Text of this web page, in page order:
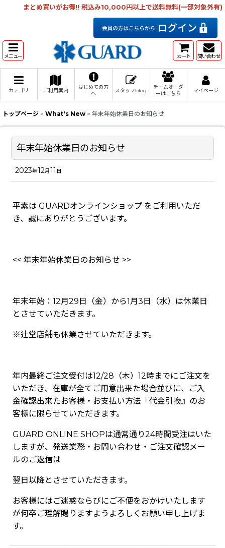
まとめ買いがお得!! 税込み10,000円以上で送料無料(一部対象外有)
メニュー カート 問い合わせ
カテゴリ ご利用案内
はじめての方
へ
スタッフblog
チームオーダ
ーはこちら
マイページ
トップページ > What's New > 年末年始休業日のお知らせ
年末年始休業日のお知らせ
2023年12月 11 日
平素は GUARDオンラインショップ をご利用いただ
き、誠にありがとうございます。
<< 年末年始休業日のお知らせ >>
年末年始：12月29日（金）から1月3日（水）は休業日
とさせていただきます。
※辻堂店舗も休業させていただきます。
年内最終ご注文受付は12/28（木）12時までにご注文を
いただき、在庫が全てご用意出来た場合並びに、ご入
金確認出来たお客様・お支払い方法『代金引換』のお
客様に限らせていただきます。
GUARD ONLINE SHOPは通常通り24時間受注はいた
しますが、発送業務・お問い合わせ・ご注文確認メー
ルのご返信は
翌日以降とさせていただきます。
お客様にはご迷惑ならびにご不便をおかけいたします
が何卒ご理解賜りますようよろしくお願い申し上げま
す。